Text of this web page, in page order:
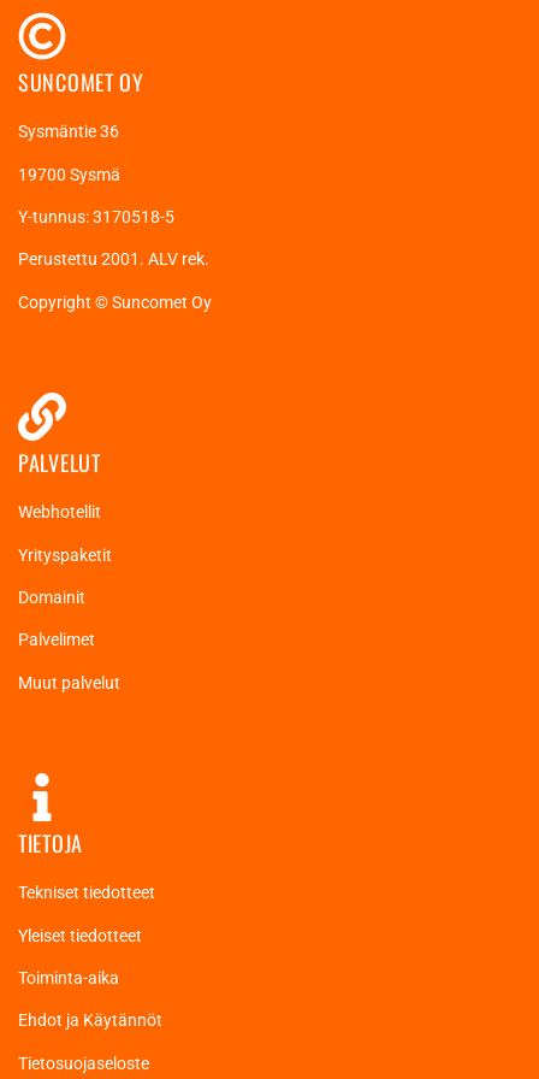
SUNCOMET OY
Sysmäntie 36
19700 Sysmä
Y-tunnus: 3170518-5
Perustettu 2001. ALV rek.
Copyright © Suncomet Oy
PALVELUT
Webhotellit
Yrityspaketit
Domainit
Palvelimet
Muut palvelut
TIETOJA
Tekniset tiedotteet
Yleiset tiedotteet
Toiminta-aika
Ehdot ja Käytännöt
Tietosuojaseloste